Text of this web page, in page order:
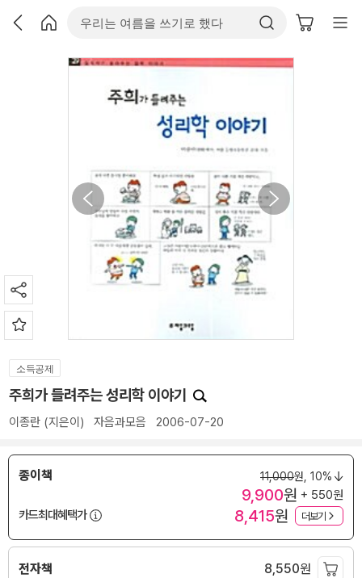
소득공제
주희가 들려주는 성리학 이야기
이종란 (지은이) 자음과모음 2006-07-20
종이책 11,000원, 10%
9,900원 + 550원
카드최대혜택가
8,415원 더보기
전자책 8,550원